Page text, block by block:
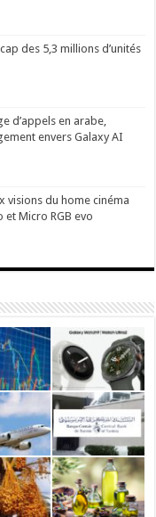
des 5,3 millions d’unités
d’appels en arabe,
envers Galaxy AI
visions du home cinéma
et Micro RGB evo